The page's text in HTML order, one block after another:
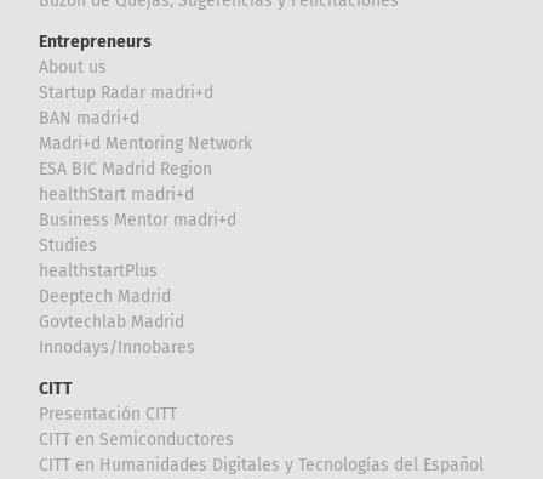
Entrepreneurs
About us
Startup Radar madri+d
BAN madri+d
Madri+d Mentoring Network
ESA BIC Madrid Region
healthStart madri+d
Business Mentor madri+d
Studies
healthstartPlus
Deeptech Madrid
Govtechlab Madrid
Innodays/Innobares
CITT
Presentación CITT
CITT en Semiconductores
CITT en Humanidades Digitales y Tecnologías del Español